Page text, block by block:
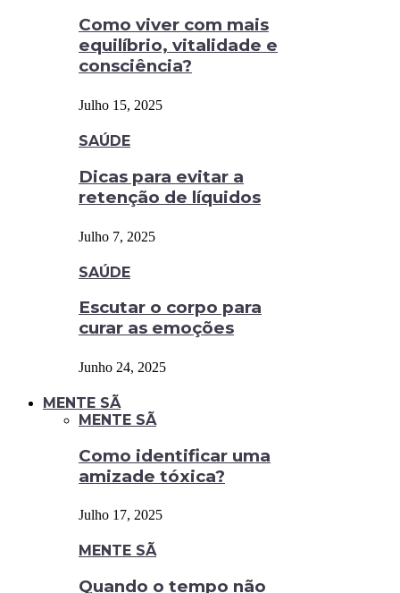
Como viver com mais
equilíbrio, vitalidade e
consciência?
Julho 15, 2025
SAÚDE
Dicas para evitar a
retenção de líquidos
Julho 7, 2025
SAÚDE
Escutar o corpo para
curar as emoções
Junho 24, 2025
MENTE SÃ
MENTE SÃ
Como identificar uma
amizade tóxica?
Julho 17, 2025
MENTE SÃ
Quando o tempo não